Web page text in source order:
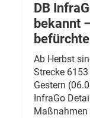
DB
bekannt
Ab Herbst
Strecke
Gestern
InfraGo